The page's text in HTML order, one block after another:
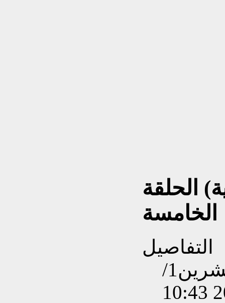
الحلقة
الخامسة
التفاصيل
تم إنشاءه بتاريخ الإثنين, 31 تشرين1/